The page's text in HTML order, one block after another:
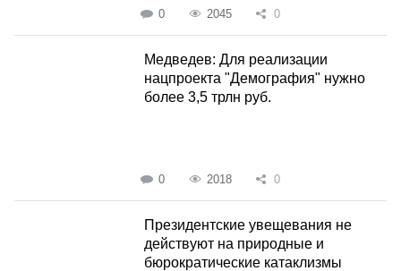
0 2045 0
Медведев: Для реализации
нацпроекта "Демография" нужно
более 3,5 трлн руб.
0 2018 0
Президентские увещевания не
действуют на природные и
бюрократические катаклизмы